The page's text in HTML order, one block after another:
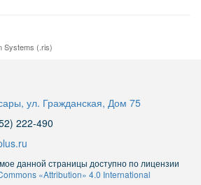
Systems (.ris)
ул. Гражданская, Дом 75
222-490
данной страницы доступно по лицензии
«Attribution» 4.0 International